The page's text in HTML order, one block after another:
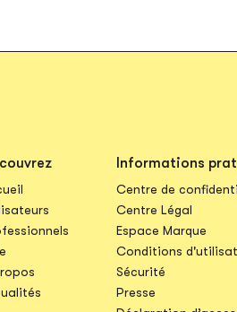
Informations
Centre de
Centre LégalS'ouvre
Espace Marque
Conditions
Sécurité
Presse